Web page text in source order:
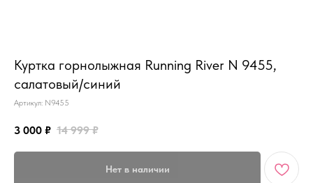
Куртка горнолыжная Running River N 9455,
салатовый/синий
Артикул: N9455
3 000 ₽ 14 999 ₽
Нет в наличии